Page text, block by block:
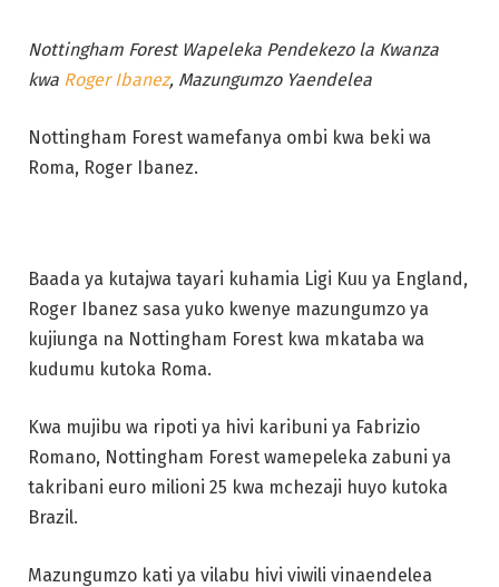
Nottingham Forest Wapeleka Pendekezo la Kwanza
kwa Roger Ibanez, Mazungumzo Yaendelea
Nottingham Forest wamefanya ombi kwa beki wa
Roma, Roger Ibanez.
Baada ya kutajwa tayari kuhamia Ligi Kuu ya England,
Roger Ibanez sasa yuko kwenye mazungumzo ya
kujiunga na Nottingham Forest kwa mkataba wa
kudumu kutoka Roma.
Kwa mujibu wa ripoti ya hivi karibuni ya Fabrizio
Romano, Nottingham Forest wamepeleka zabuni ya
takribani euro milioni 25 kwa mchezaji huyo kutoka
Brazil.
Mazungumzo kati ya vilabu hivi viwili vinaendelea